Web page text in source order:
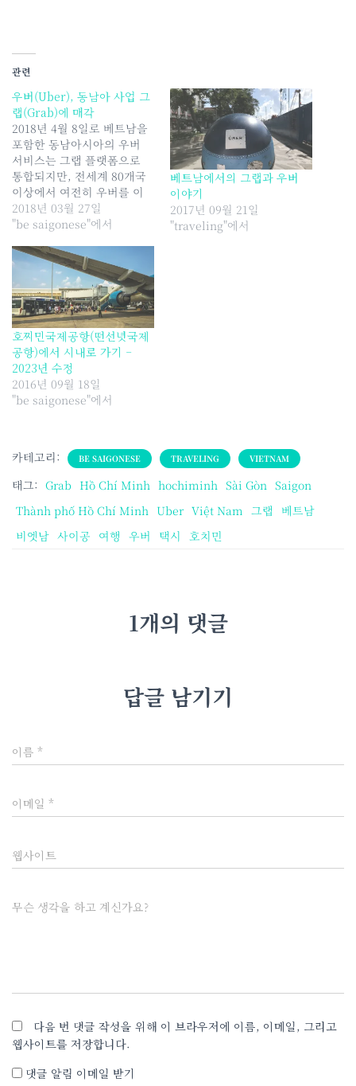
관련
우버(Uber), 동남아 사업 그
랩(Grab)에 매각
2018년 4월 8일로 베트남을
포함한 동남아시아의 우버
서비스는 그랩 플랫폼으로
통합되지만, 전세계 80개국
이상에서 여전히 우버를 이
용할 수 있다.
2018년 03월 27일
"be saigonese"에서
베트남에서의 그랩과 우버
이야기
2017년 09월 21일
"traveling"에서
호찌민국제공항(떤선녓국제
공항)에서 시내로 가기 –
2023년 수정
2016년 09월 18일
"be saigonese"에서
카테고리: BE SAIGONESE TRAVELING VIETNAM
태그: Grab Hồ Chí Minh hochiminh Sài Gòn Saigon
Thành phố Hồ Chí Minh Uber Việt Nam 그랩
베트남
비엣남 사이공 여행 우버 택시 호치민
1개의 댓글
답글 남기기
이름 *
이메일 *
웹사이트
무슨 생각을 하고 계신가요?
다음 번 댓글 작성을 위해 이 브라우저에 이름, 이메일, 그리고
웹사이트를 저장합니다.
댓글 알림 이메일 받기